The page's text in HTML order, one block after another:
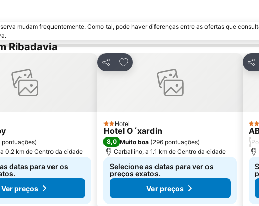
mudam frequentemente. Como tal, pode haver diferenças entre as ofertas que
Ribadavia
aos favoritos
pontuações)
0.2 km de Centro da cidade
datas para ver os
Ver preços
Partilhar
Adicionar aos favoritos
2 Estrelas
Hotel
Hotel O´xardin
8,0 Muito boa (296 pontuações)
Carballino, a 1.1 km de Centro da cidade
Selecione as datas para ver os
preços exatos.
Ver preços
3
/